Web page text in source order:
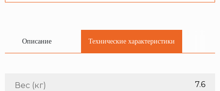
Описание Технические характеристики
Вес (кг) 7.6